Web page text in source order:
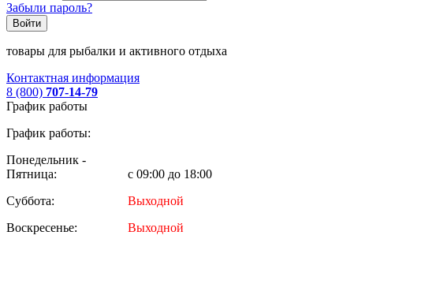
Забыли пароль?
Войти
товары для рыбалки и активного отдыха
Контактная информация
8 (800) 707-14-79
График работы
График работы:
Понедельник -
Пятница:
с 09:00 до 18:00
Суббота:
Выходной
Воскресенье:
Выходной